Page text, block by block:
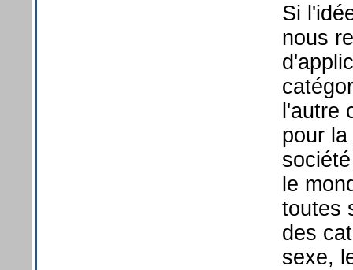
Si
nous
l'autre
pour
le
toutes
des
sexe,